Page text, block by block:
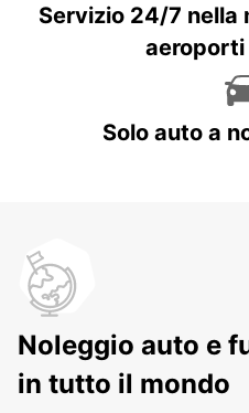
Servizio 24/7 nella
Solo auto a
Noleggio auto e
in tutto il mondo